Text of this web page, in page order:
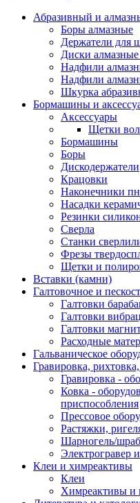
Абразивный и
Боры алмазные
Держатели для
Диски
Надфили
Надфили
Шкурка
Бормашины и
Аксессуары
Щетки
Бормашины
Боры
Дискодержатели
Крацовки
Наконечники
Насадки
Резинки
Сверла
Станки
Фрезы
Щетки и
Вставки (камни)
Галтовочное и
Галтовки
Галтовки
Галтовки
Расходные
Гальваническое
Гравировка,
Гравировка -
Ковка -
приспособления
Прессовое
Растяжки,
Шарногель/
Электрогравер
Клеи и химреактивы
Клеи
Химреактивы и